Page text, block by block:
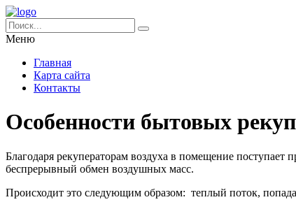
Меню
Главная
Карта сайта
Контакты
Особенности бытовых
Благодаря рекуператорам воздуха в помещение поступает
беспрерывный обмен воздушных масс.
Происходит это следующим образом: теплый поток,